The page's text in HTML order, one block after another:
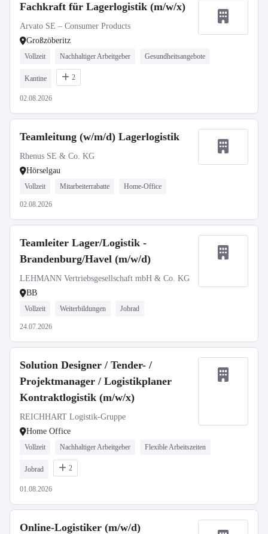
Fachkraft für Lagerlogistik (m/w/x)
Arvato SE – Consumer Products
Großzöberitz
Vollzeit Nachhaltiger Arbeitgeber Gesundheitsangebote
Kantine 2
02.08.2026
Teamleitung (w/m/d) Lagerlogistik
Rhenus SE & Co. KG
Hörselgau
Vollzeit Mitarbeiterrabatte Home-Office
02.08.2026
Teamleiter Lager/Logistik -
Brandenburg/Havel (m/w/d)
LEHMANN Vertriebsgesellschaft mbH & Co. KG
BB
Vollzeit Weiterbildungen Jobrad
24.07.2026
Solution Designer / Tender- /
Projektmanager / Logistikplaner
Kontraktlogistik (m/w/x)
REICHHART Logistik-Gruppe
Home Office
Vollzeit Nachhaltiger Arbeitgeber Flexible Arbeitszeiten
Jobrad 2
01.08.2026
Online-Logistiker (m/w/d)